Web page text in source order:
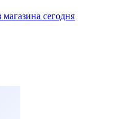
сегодня